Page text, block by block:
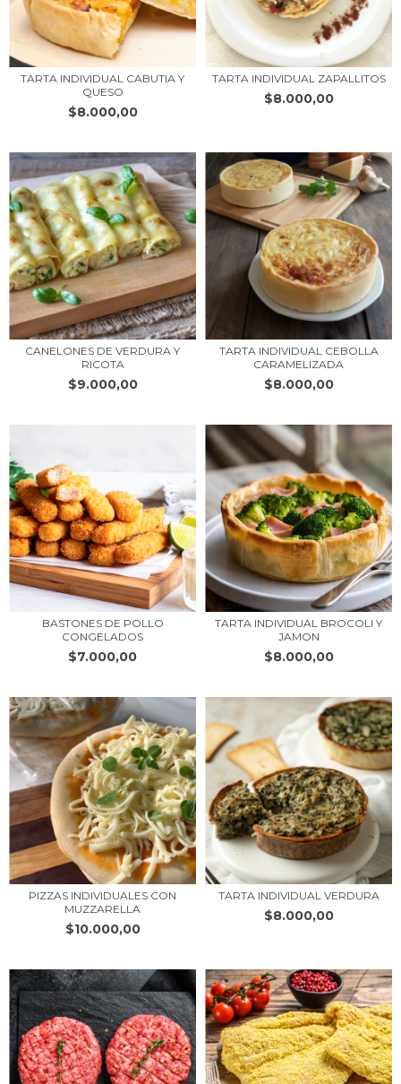
TARTA INDIVIDUAL CABUTIA Y
QUESO
$8.000,00
TARTA INDIVIDUAL ZAPALLITOS
$8.000,00
CANELONES DE VERDURA Y
RICOTA
$9.000,00
TARTA INDIVIDUAL CEBOLLA
CARAMELIZADA
$8.000,00
BASTONES DE POLLO
CONGELADOS
$7.000,00
TARTA INDIVIDUAL BROCOLI Y
JAMON
$8.000,00
PIZZAS INDIVIDUALES CON
MUZZARELLA
$10.000,00
TARTA INDIVIDUAL VERDURA
$8.000,00